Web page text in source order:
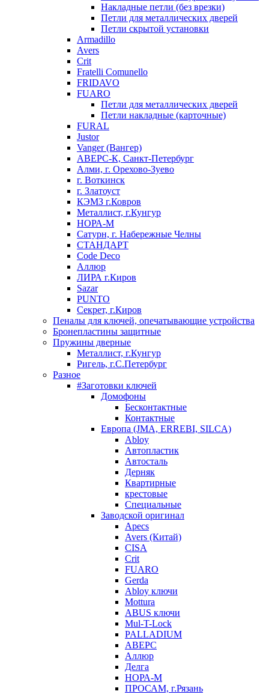
Накладные петли (без врезки)
Петли для металлических дверей
Петли скрытой установки
Armadillo
Avers
Crit
Fratelli Comunello
FRIDAVO
FUARO
Петли для металлических дверей
Петли накладные (карточные)
FURAL
Justor
Vanger (Вангер)
АВЕРС-К, Санкт-Петербург
Алми, г. Орехово-Зуево
г. Воткинск
г. Златоуст
КЭМЗ г.Ковров
Металлист, г.Кунгур
НОРА-М
Сатурн, г. Набережные Челны
СТАНДАРТ
Code Deco
Аллюр
ЛИРА г.Киров
Sazar
PUNTO
Секрет, г.Киров
Пеналы для ключей, опечатывающие устройства
Бронепластины защитные
Пружины дверные
Металлист, г.Кунгур
Ригель, г.С.Петербург
Разное
#Заготовки ключей
Домофоны
Бесконтактные
Контактные
Европа (JMA, ERREBI, SILCA)
Abloy
Автопластик
Автосталь
Дерняк
Квартирные
крестовые
Специальные
Заводской оригинал
Apecs
Avers (Китай)
CISA
Crit
FUARO
Gerda
Abloy ключи
Mottura
ABUS ключи
Mul-T-Lock
PALLADIUM
АВЕРС
Аллюр
Делга
НОРА-М
ПРОСАМ, г.Рязань